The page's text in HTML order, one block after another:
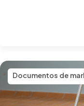
Documentos de